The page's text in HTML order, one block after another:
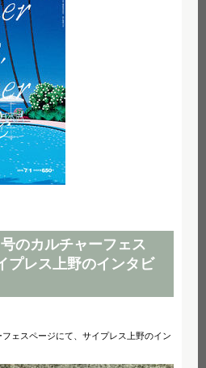
のカルチャーフェス
プレス上野のインタビ
フェスページにて、サイプレス上野のイン